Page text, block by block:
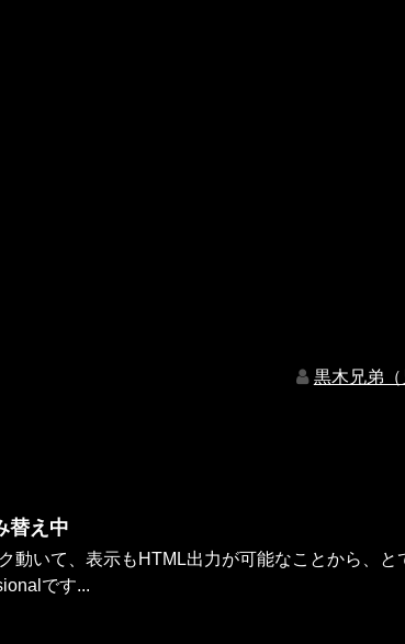
黒木兄弟（
替え中
動いて、表示もHTML出力が可能なことから、と
です...